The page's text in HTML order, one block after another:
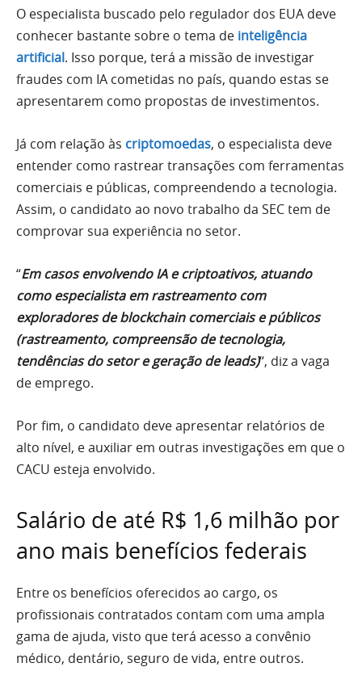
O especialista buscado pelo regulador dos EUA deve
conhecer bastante sobre o tema de inteligência
artificial. Isso porque, terá a missão de investigar
fraudes com IA cometidas no país, quando estas se
apresentarem como propostas de investimentos.
Já com relação às criptomoedas, o especialista deve
entender como rastrear transações com ferramentas
comerciais e públicas, compreendendo a tecnologia.
Assim, o candidato ao novo trabalho da SEC tem de
comprovar sua experiência no setor.
“Em casos envolvendo IA e criptoativos, atuando
como especialista em rastreamento com
exploradores de blockchain comerciais e públicos
(rastreamento, compreensão de tecnologia,
tendências do setor e geração de leads)“, diz a vaga
de emprego.
Por fim, o candidato deve apresentar relatórios de
alto nível, e auxiliar em outras investigações em que o
CACU esteja envolvido.
Salário de até R$ 1,6 milhão por
ano mais benefícios federais
Entre os benefícios oferecidos ao cargo, os
profissionais contratados contam com uma ampla
gama de ajuda, visto que terá acesso a convênio
médico, dentário, seguro de vida, entre outros.